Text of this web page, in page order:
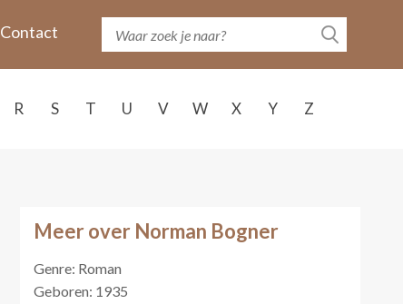
Contact
R S T U V W X Y Z
Meer over Norman Bogner
Genre: Roman
Geboren: 1935